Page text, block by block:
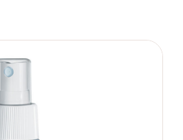
horas** de protección
con flúor sin ingrediente
día y uso continuo por 4